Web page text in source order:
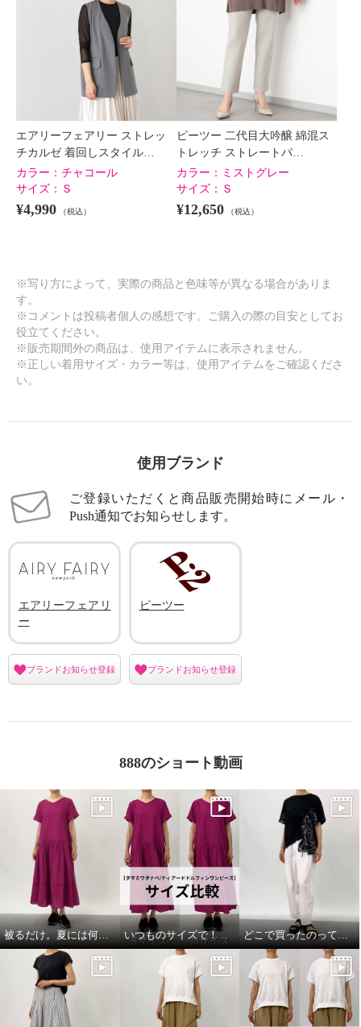
グ 七分袖ブラウス
カルゼ 着回しスタイルアップジ
チャコール Ｍ
エアリーフェアリー ストレッ
チカルゼ 着回しスタイル…
カラー： チャコール
サイズ： Ｓ
¥4,990 （税込）
ピーツー 二代目大吟醸 綿混ス
トレッチ ストレートパ…
カラー： ミストグレー
サイズ： Ｓ
¥12,650 （税込）
※写り方によって、実際の商品と色味等が異なる場合がありま
す。
※コメントは投稿者個人の感想です。ご購入の際の目安としてお
役立てください。
※販売期間外の商品は、使用アイテムに表示されません。
※正しい着用サイズ・カラー等は、使用アイテムをご確認くださ
い。
使用ブランド
ご登録いただくと商品販売開始時にメール・
Push通知でお知らせします。
エアリーフェアリ
ー
ブランドお知らせ登録
ピーツー
ブランドお知らせ登録
888のショート動画
被るだけ。夏には何より！ いつものサイズで！ どこで買ったのって聞いてほしい